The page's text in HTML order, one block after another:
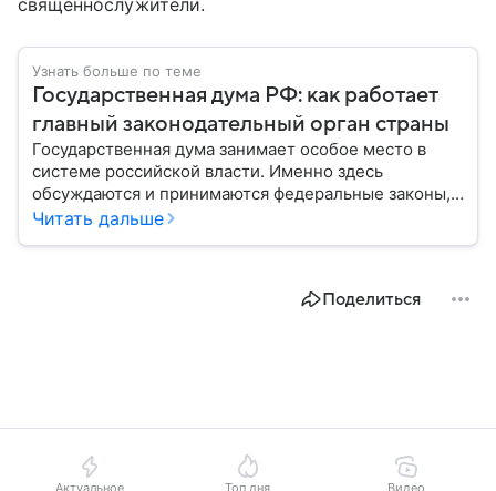
священнослужители.
Узнать больше по теме
Государственная дума РФ: как работает
главный законодательный орган страны
Государственная дума занимает особое место в
системе российской власти. Именно здесь
обсуждаются и принимаются федеральные законы,
определяющие развитие государства, экономики и
Разбираемся, как устроена Госдума, какие
Читать дальше
Поделиться
Актуальное Топ дня Видео